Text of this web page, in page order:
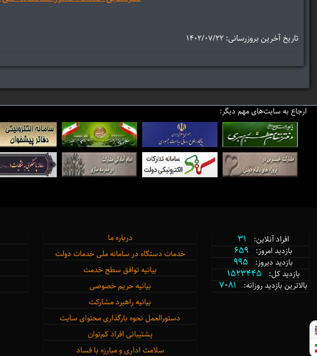
تاریخ آخرین بروزرسانی: ۱۴۰۲/۰۷/۲۲
ارجاع به سایت‌های مهم دیگر:
افراد آنلاین: 31
بازدید امروز: 659
بازدید دیروز: 995
بازدید کل: 1523445
بالاترین بازدید روزانه: 7081
درباره ما
خدمات دستگاه در سامانه ملی خدمات دولت
بیانیه توافق سطح خدمت
بیانیه حریم خصوصی
بیانیه راهبرد مشارکت
دستورالعمل نحوه بارگذاری محتوای سایت
پشتیبانی افراد کم‌توان
سلامت اداری و مبارزه با فساد